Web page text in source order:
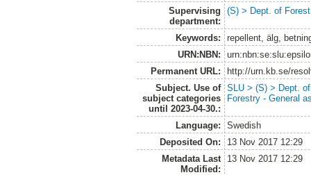
Supervising
department:
(S) > Dept. of
Keywords:
repellent, älg,
URN:NBN:
Permanent URL:
http://urn.kb.se/
Subject. Use of
subject categories
until 2023-04-30.:
SLU > (S) > Dept.
Forestry - General
Language:
Swedish
Deposited On:
13 Nov 2017 12:29
Metadata Last
Modified:
13 Nov 2017 12:29